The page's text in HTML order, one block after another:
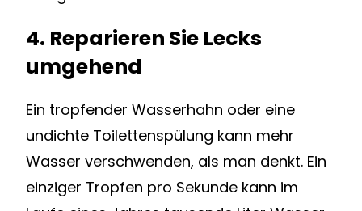
4. Reparieren Sie Lecks
umgehend
Ein tropfender Wasserhahn oder eine
undichte Toilettenspülung kann mehr
Wasser verschwenden, als man denkt. Ein
einziger Tropfen pro Sekunde kann im